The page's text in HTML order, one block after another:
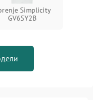
Simplicity
GV6SY2B